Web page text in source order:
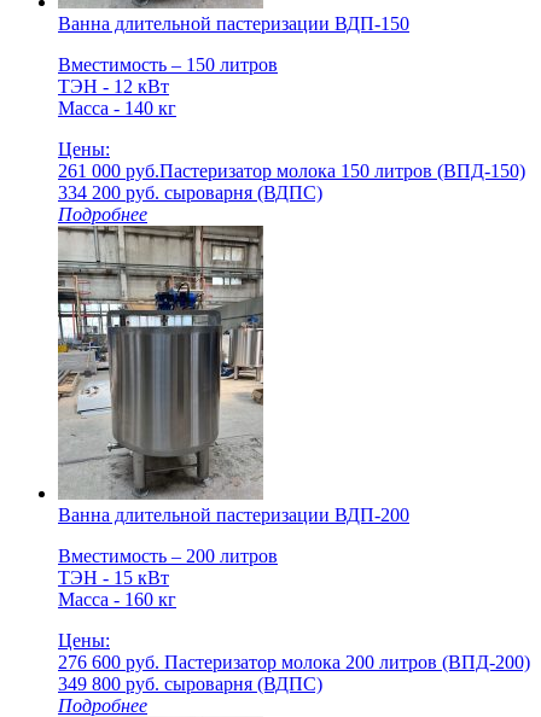
Ванна длительной пастеризации ВДП-150
Вместимость – 150 литров
ТЭН - 12 кВт
Масса - 140 кг
Цены:
261 000 руб.Пастеризатор молока 150 литров (ВПД-150)
334 200 руб. cыроварня (ВДПС)
Подробнее
Ванна длительной пастеризации ВДП-200
Вместимость – 200 литров
ТЭН - 15 кВт
Масса - 160 кг
Цены:
276 600 руб. Пастеризатор молока 200 литров (ВПД-200)
349 800 руб. cыроварня (ВДПС)
Подробнее